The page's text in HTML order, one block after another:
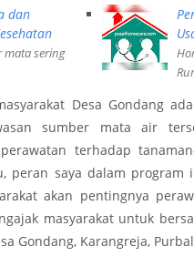
dan
mata sering
Desa Gondang
sumber mata air
terhadap
peran saya dalam program
akan pentingnya
masyarakat untuk
Gondang, Karangreja,